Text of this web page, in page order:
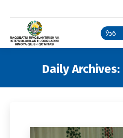
Ўзб
Daily Archives: